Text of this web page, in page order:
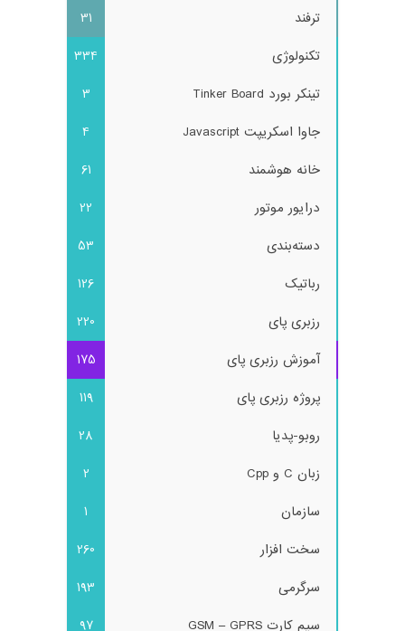
ترفند
31
تکنولوژی
334
تینکر بورد Tinker Board
3
جاوا اسکریپت Javascript
4
خانه هوشمند
61
درایور موتور
22
دسته‌بندی
53
رباتیک
126
رزبری پای
220
آموزش رزبری پای
175
پروژه رزبری پای
119
روبو-پدیا
28
زبان C و Cpp
2
سازمان
1
سخت افزار
260
سرگرمی
193
سیم کارت GSM – GPRS
97